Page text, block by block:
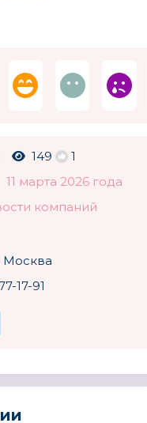
149
1
11 марта 2026 года
компаний
Москва
17-91